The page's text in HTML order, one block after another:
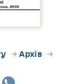
→Архів→